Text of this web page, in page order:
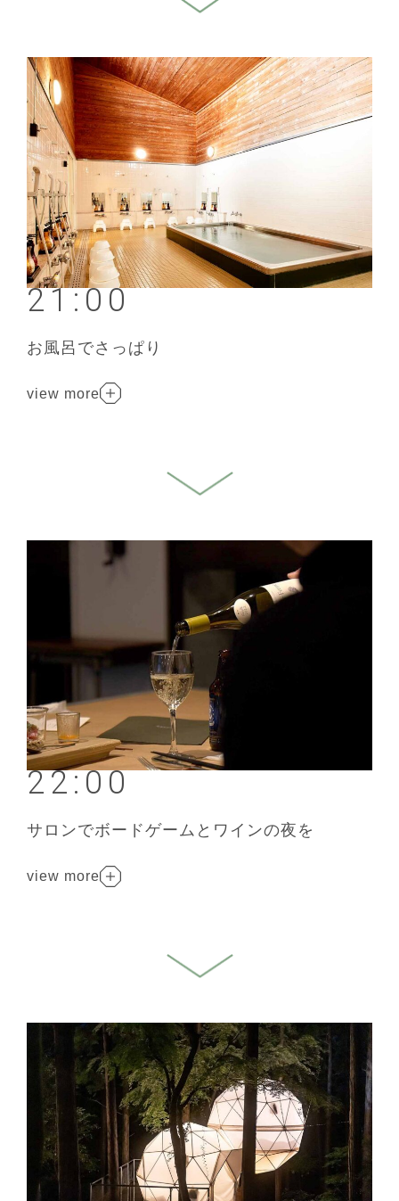
21:00
お風呂でさっぱり
view more
22:00
サロンでボードゲームとワインの夜を
view more